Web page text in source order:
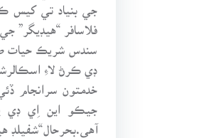
جي بنياد تي کيس
سندس شريڪ حيات
ڊي ڪرڻ لاءِ
خدمتون سرانجام
جيڪو اين اِي ڊي
آهي.بحرحال“شفيلڊ